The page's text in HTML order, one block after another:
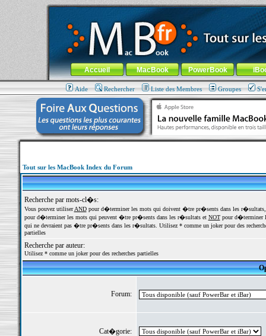
MacBook-fr.com : 100% Apple... 100% nomade !
Aller au contenu-Aller au menu général-Aller au menu de
Menu général
Accueil MacBook PowerBook
Aide Rechercher Liste des Membres Groupes
Tout sur les MacBook Index du Forum
Recherche par mots-cl�s:
Vous pouvez utiliserANDpour d�terminer les mots qui doivent �tre pr�sents dans les
pour d�terminer les mots qui peuvent �tre pr�sents dans les r�sultats et NOTpour d�terminer
qui ne devraient pas �tre pr�sents dans les r�sultats. Utilisez * comme un joker pour des
partielles
Recherche par auteur:
Utilisez * comme un joker pour des recherches partielles
Forum:
Cat�gorie: